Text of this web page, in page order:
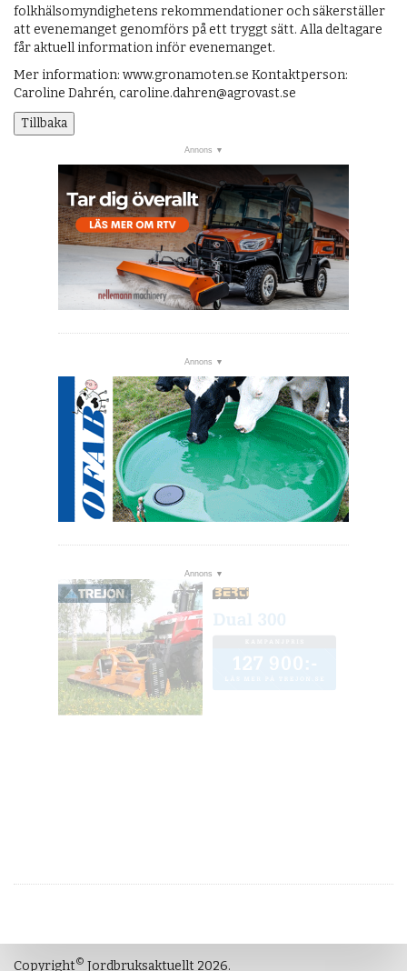
folkhälsomyndighetens rekommendationer och säkerställer
att evenemanget genomförs på ett tryggt sätt. Alla deltagare
får aktuell information inför evenemanget.
Mer information: www.gronamoten.se Kontaktperson:
Caroline Dahrén, caroline.dahren@agrovast.se
Tillbaka
Copyright© Jordbruksaktuellt 2026.